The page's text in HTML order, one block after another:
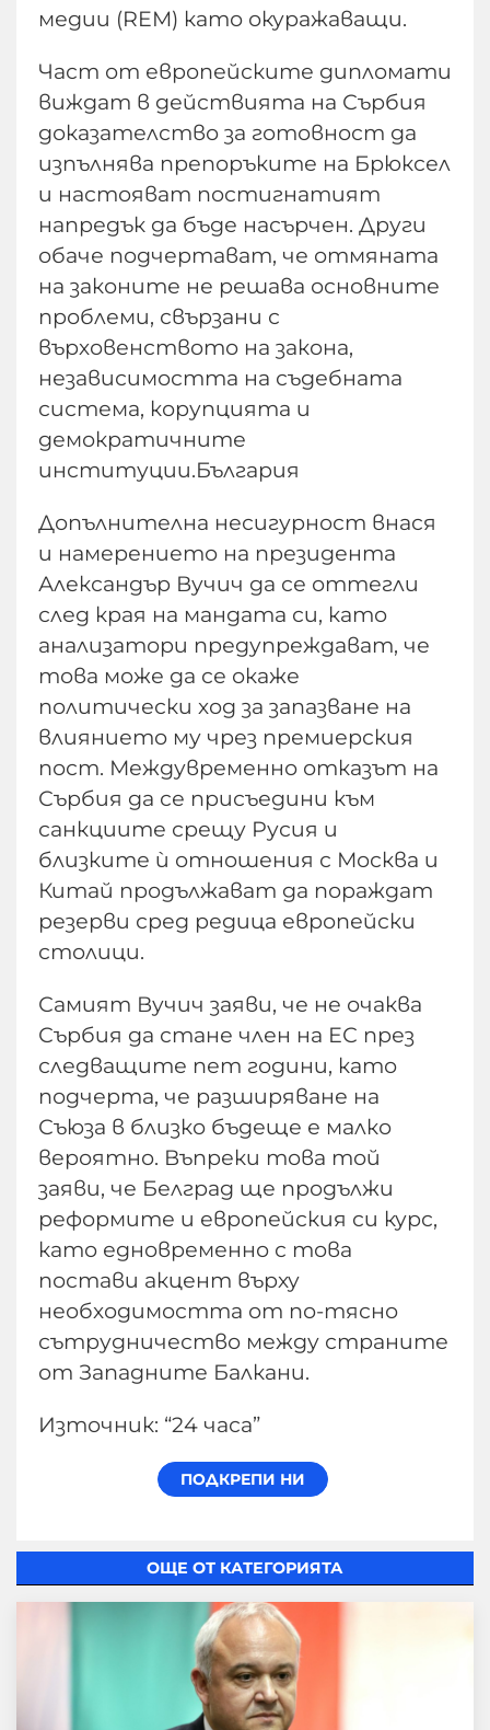
медии (REM) като окуражаващи.
Част от европейските дипломати
виждат в действията на Сърбия
доказателство за готовност да
изпълнява препоръките на Брюксел
и настояват постигнатият
напредък да бъде насърчен. Други
обаче подчертават, че отмяната
на законите не решава основните
проблеми, свързани с
върховенството на закона,
независимостта на съдебната
система, корупцията и
демократичните
институции.България
Допълнителна несигурност внася
и намерението на президента
Александър Вучич да се оттегли
след края на мандата си, като
анализатори предупреждават, че
това може да се окаже
политически ход за запазване на
влиянието му чрез премиерския
пост. Междувременно отказът на
Сърбия да се присъедини към
санкциите срещу Русия и
близките ѝ отношения с Москва и
Китай продължават да пораждат
резерви сред редица европейски
столици.
Самият Вучич заяви, че не очаква
Сърбия да стане член на ЕС през
следващите пет години, като
подчерта, че разширяване на
Съюза в близко бъдеще е малко
вероятно. Въпреки това той
заяви, че Белград ще продължи
реформите и европейския си курс,
като едновременно с това
постави акцент върху
необходимостта от по-тясно
сътрудничество между страните
от Западните Балкани.
Източник: “24 часа”
ОЩЕ ОТ КАТЕГОРИЯТА